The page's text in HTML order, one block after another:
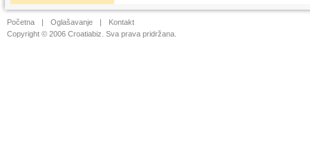
Početna | Oglašavanje |
Kontakt
Copyright © 2006 Croatiabiz. Sva prava pridržana.